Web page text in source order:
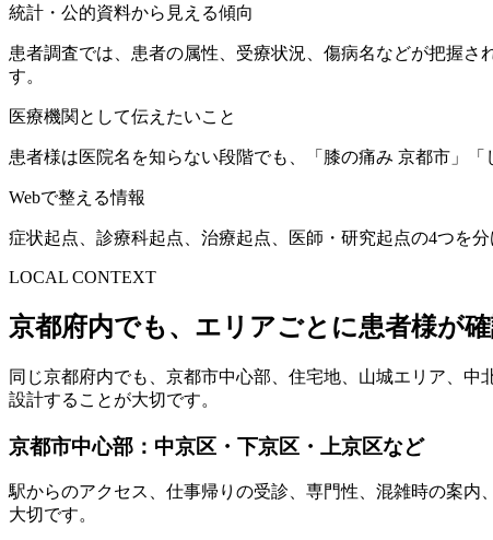
統計・公的資料から見える傾向
患者調査では、患者の属性、受療状況、傷病名などが把握
す。
医療機関として伝えたいこと
患者様は医院名を知らない段階でも、「膝の痛み 京都市」
Webで整える情報
症状起点、診療科起点、治療起点、医師・研究起点の4つを
LOCAL CONTEXT
京都府内でも、エリアごとに患者様が
同じ京都府内でも、京都市中心部、住宅地、山城エリア、
設計することが大切です。
京都市中心部：中京区・下京区・上京区など
駅からのアクセス、仕事帰りの受診、専門性、混雑時の案
大切です。